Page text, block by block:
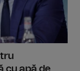
cu apă de